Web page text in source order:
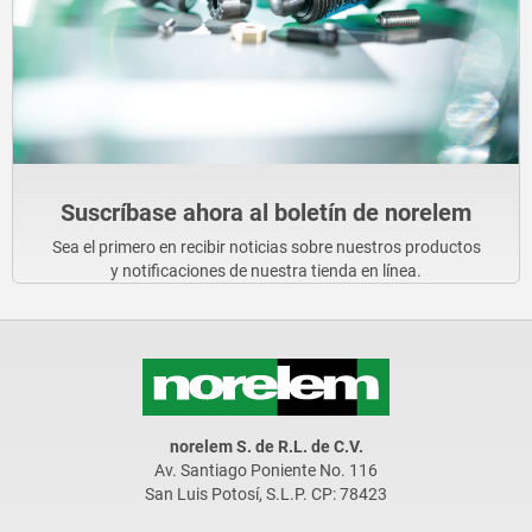
Suscríbase ahora al boletín de norelem
Sea el primero en recibir noticias sobre nuestros productos
y notificaciones de nuestra tienda en línea.
norelem S. de R.L. de C.V.
Av. Santiago Poniente No. 116
San Luis Potosí, S.L.P. CP: 78423